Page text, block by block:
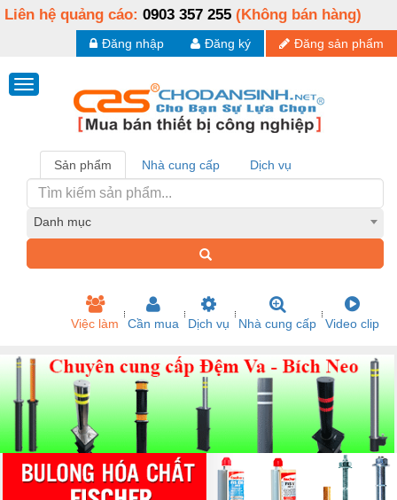
Liên hệ quảng cáo: 0903 357 255 (Không bán hàng)
Đăng sản phẩm
Đăng ký
Đăng nhập
Sản phẩm Nhà cung cấp Dịch vụ
Danh mục
Việc làm Cần mua Dịch vụ Nhà cung cấp Video clip